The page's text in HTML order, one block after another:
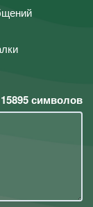
15895символов